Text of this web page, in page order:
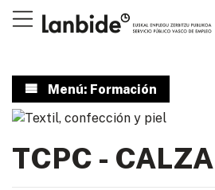
Menú: Formación
TCPC -